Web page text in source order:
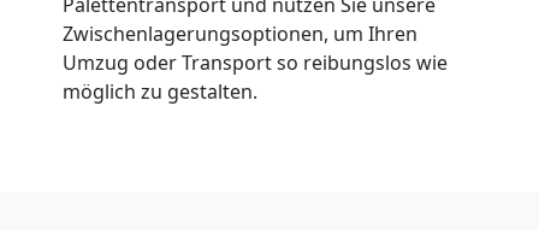
Zwischenlagerungsoptionen, um Ihren
Umzug oder Transport so reibungslos wie
möglich zu gestalten.